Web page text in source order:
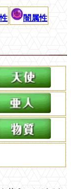
闇属性